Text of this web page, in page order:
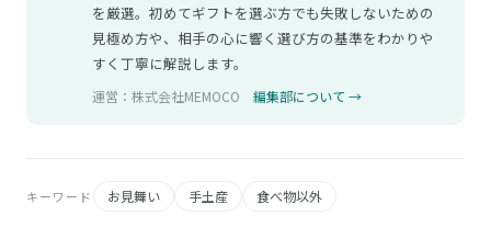
を厳選。初めてギフトを選ぶ方でも失敗しないための
見極め方や、相手の心に響く選び方の基準をわかりや
すく丁寧に解説します。
運営：株式会社MEMOCO 編集部について →
キーワード お見舞い 手土産 食べ物以外